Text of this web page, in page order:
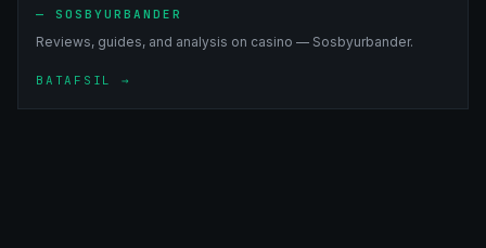
— SOSBYURBANDER
Reviews, guides, and analysis on casino — Sosbyurbander.
BATAFSIL →